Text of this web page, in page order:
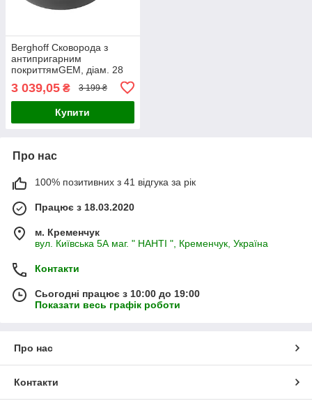
Berghoff Сковорода з
антипригарним
покриттямGEM, діам. 28
3 039,05 ₴ 3 199 ₴
Купити
Про нас
100% позитивних з 41 відгука за рік
Працює з 18.03.2020
м. Кременчук
вул. Київська 5А маг. " НАНТІ ", Кременчук, Україна
Контакти
Сьогодні працює з 10:00 до 19:00
Показати весь графік роботи
Про нас
Контакти